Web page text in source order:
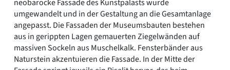
neobarocke Fassade des Kunstpalasts wurde
umgewandelt und in der Gestaltung an die Gesamtanlage
angepasst. Die Fassaden der Museumsbauten bestehen
aus in gerippten Lagen gemauerten Ziegelwänden auf
massiven Sockeln aus Muschelkalk. Fensterbänder aus
Naturstein akzentuieren die Fassade. In der Mitte der